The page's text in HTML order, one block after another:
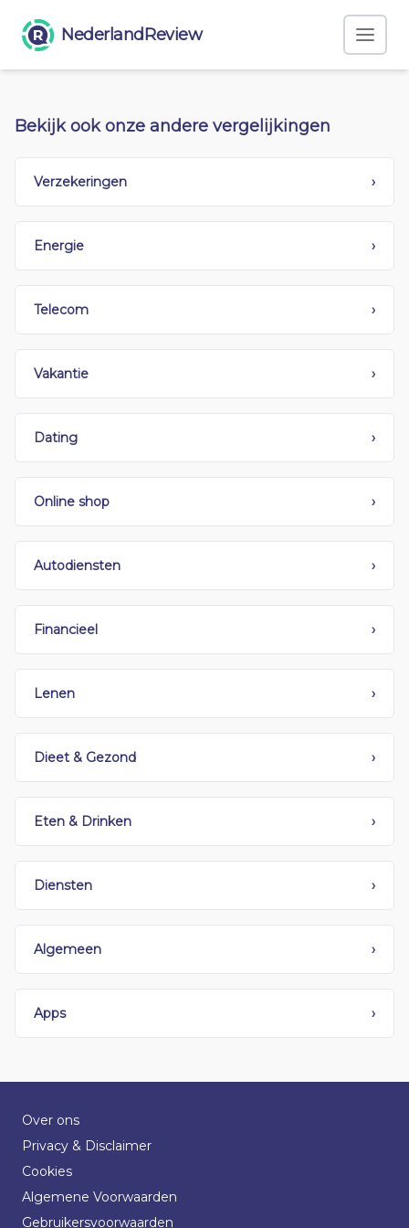
NederlandReview
Bekijk ook onze andere vergelijkingen
Verzekeringen ›
Energie ›
Telecom ›
Vakantie ›
Dating ›
Online shop ›
Autodiensten ›
Financieel ›
Lenen ›
Dieet & Gezond ›
Eten & Drinken ›
Diensten ›
Algemeen ›
Apps ›
Over ons
Privacy & Disclaimer
Cookies
Algemene Voorwaarden
Gebruikersvoorwaarden